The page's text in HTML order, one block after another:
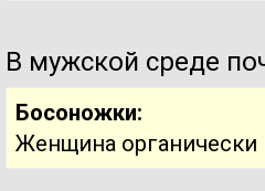
В мужской среде
Босоножки:
Женщина органически